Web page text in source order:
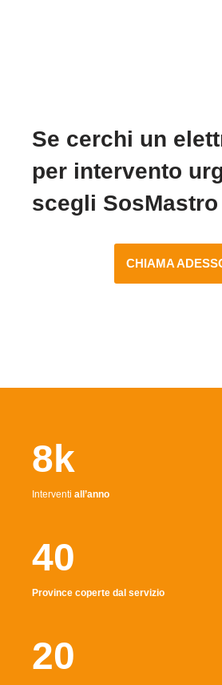
Se cerchi un
per intervento
scegli SosMastro
CHIAMA
8k
Interventi all’anno
40
Province coperte dal servizio
20